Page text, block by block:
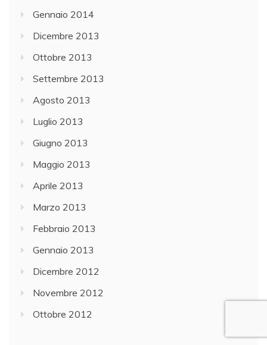
Gennaio 2014
Dicembre 2013
Ottobre 2013
Settembre 2013
Agosto 2013
Luglio 2013
Giugno 2013
Maggio 2013
Aprile 2013
Marzo 2013
Febbraio 2013
Gennaio 2013
Dicembre 2012
Novembre 2012
Ottobre 2012